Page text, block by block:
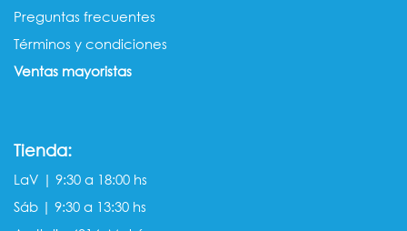
Preguntas frecuentes
Términos y condiciones
Ventas mayorista​s
Tienda:
LaV | 9:30 a 18:00 hs
Sáb | 9:30 a 13:30 hs